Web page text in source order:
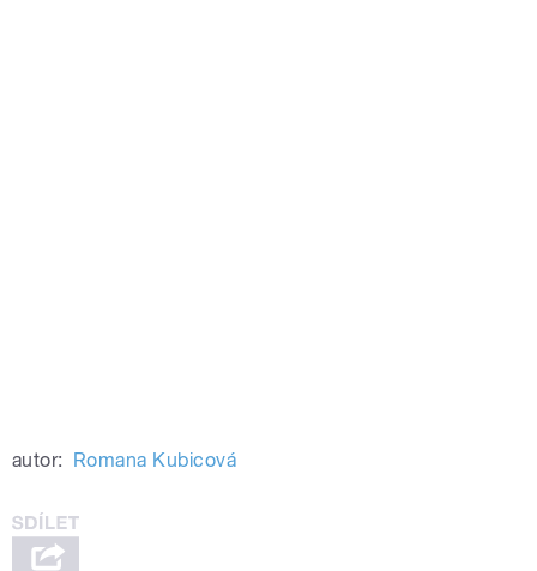
autor: Romana Kubicová